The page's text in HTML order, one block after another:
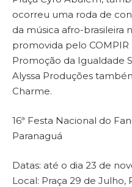
ocorreu uma roda de
da música afro-brasileira
promovida pelo
Promoção da Igualdade
Alyssa Produções
Charme.
16ª Festa Nacional do
Paranaguá
Datas: até o dia 23 de
Local: Praça 29 de Julho,